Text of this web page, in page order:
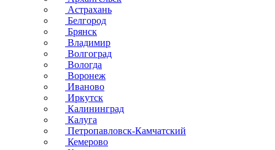
Астрахань
Белгород
Брянск
Владимир
Волгоград
Вологда
Воронеж
Иваново
Иркутск
Калининград
Калуга
Петропавловск-Камчатский
Кемерово